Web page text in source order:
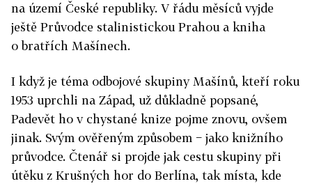
na území České republiky. V řádu měsíců vyjde
ještě Průvodce stalinistickou Prahou a kniha
o bratřích Mašínech.
I když je téma odbojové skupiny Mašínů, kteří roku
1953 uprchli na Západ, už důkladně popsané,
Padevět ho v chystané knize pojme znovu, ovšem
jinak. Svým ověřeným způsobem − jako knižního
průvodce. Čtenář si projde jak cestu skupiny při
útěku z Krušných hor do Berlína, tak místa, kde